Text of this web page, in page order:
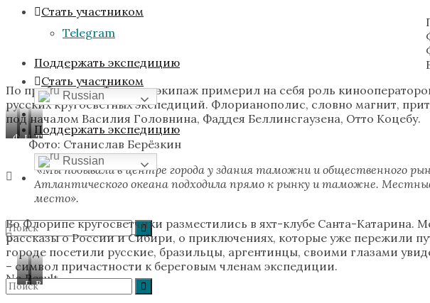
Стать участником
Поддержать экспедицию
Russian
No Result
Telegram
Стать участником
Поддержать экспедицию
Russian
По прибытии во Флорипу экипаж примерил на себя роль
русских кругосветных экспедиций. Флорианополис, словно магнит,
под началом Василия Головнина, Фаддея Беллинсгаузена, Отто Коцебу.
Форт
Форталеза-
Сан-
Жозе
Гросса
Церковь
Санто-
Антонио-
де-
Лисбоа
Таможня
Фото: Станислав Берёзкин
«Мы побывали в центре города у здания таможни и общественного
Атлантического океана подходила прямо к рынку и таможне.
место».
Во Флорипе кругосветчики разместились в яхт-клубе Санта-Катарина.
рассказы о России и Сибири, о приключениях, которые уже пережили
городе посетили русские, бразильцы, аргентинцы, своими глазами
– символ причастности к береговым членам экспедиции.
Дмитрий
Бобровников
Встреча
со